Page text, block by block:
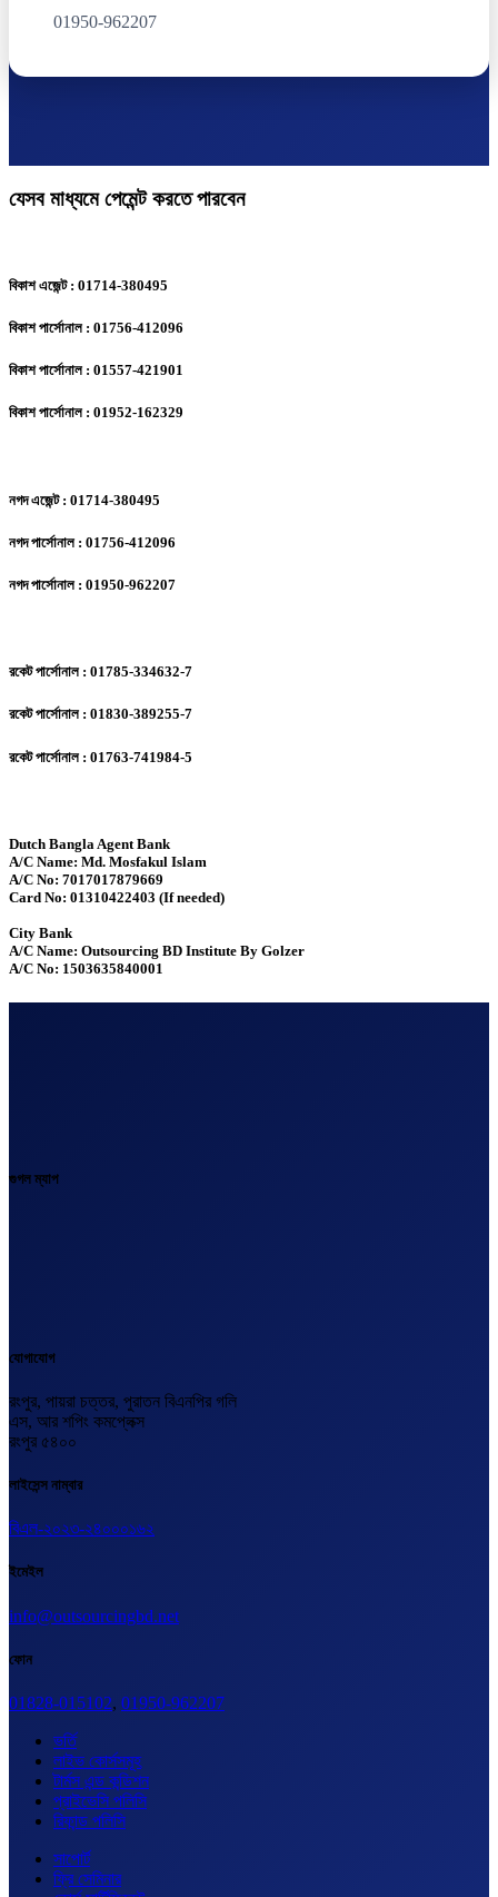
01950-962207
যেসব মাধ্যমে পেমেন্ট করতে পারবেন
বিকাশ এজেন্ট : 01714-380495
বিকাশ পার্সোনাল : 01756-412096
বিকাশ পার্সোনাল : 01557-421901
বিকাশ পার্সোনাল : 01952-162329
নগদ এজেন্ট : 01714-380495
নগদ পার্সোনাল : 01756-412096
নগদ পার্সোনাল : 01950-962207
রকেট পার্সোনাল : 01785-334632-7
রকেট পার্সোনাল : 01830-389255-7
রকেট পার্সোনাল : 01763-741984-5
Dutch Bangla Agent Bank
A/C Name: Md. Mosfakul Islam
A/C No: 7017017879669
Card No: 01310422403 (If needed)
City Bank
A/C Name: Outsourcing BD Institute By Golzer
A/C No: 1503635840001
গুগল ম্যাপ
যোগাযোগ
রংপুর, পায়রা চত্তর, পুরাতন বিএনপির গলি
এস, আর শপিং কমপ্লেক্স
রংপুর ৫৪০০
লাইসেন্স নাম্বার
বিএল-২০২৩-২৪০০০১৬২
ইমেইল
info@outsourcingbd.net
ফোন
01828-015102, 01950-962207
ভর্তি
লাইভ কোর্সসমূহ
টার্মস এন্ড কন্ডিশন
প্রাইভেসি পলিসি
রিফান্ড পলিসি
সাপোর্ট
ফ্রি সেমিনার